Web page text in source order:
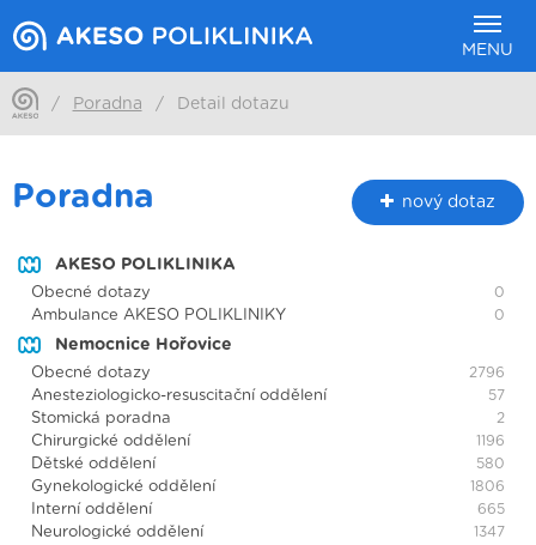
MENU
/ Poradna / Detail dotazu
Poradna nový dotaz
AKESO POLIKLINIKA
Obecné dotazy 0
Ambulance AKESO POLIKLINIKY 0
Nemocnice Hořovice
Obecné dotazy 2796
Anesteziologicko-resuscitační oddělení 57
Stomická poradna 2
Chirurgické oddělení 1196
Dětské oddělení 580
Gynekologické oddělení 1806
Interní oddělení 665
Neurologické oddělení 1347